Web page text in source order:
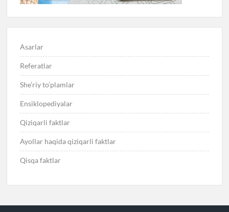
Asarlar
Referatlar
She’riy to’plamlar
Ensiklopediyalar
Qiziqarli faktlar
Ayollar haqida qiziqarli faktlar
Qisqa faktlar